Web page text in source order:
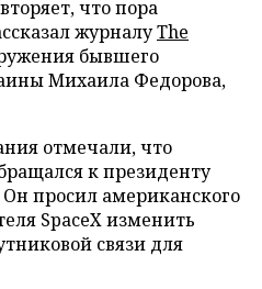
что пора
журналуThe
бывшего
Михаила Федорова,
отмечали, что
к президенту
просил американского
SpaceX изменить
связи для